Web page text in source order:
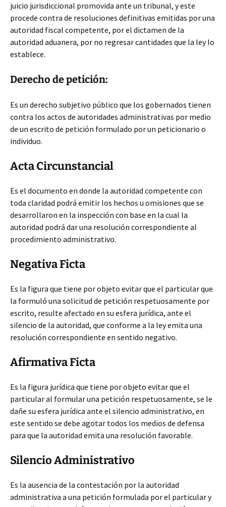
juicio jurisdiccional promovida ante un tribunal, y este
procede contra de resoluciones definitivas emitidas por una
autoridad fiscal competente, por el dictamen de la
autoridad aduanera, por no regresar cantidades que la ley lo
establece.
Derecho de petición:
Es un derecho subjetivo público que los gobernados tienen
contra los actos de autoridades administrativas por medio
de un escrito de petición formulado por un peticionario o
individuo.
Acta Circunstancial
Es el documento en donde la autoridad competente con
toda claridad podrá emitir los hechos u omisiones que se
desarrollaron en la inspección con base en la cual la
autoridad podrá dar una resolución correspondiente al
procedimiento administrativo.
Negativa Ficta
Es la figura que tiene por objeto evitar que el particular que
la formuló una solicitud de petición respetuosamente por
escrito, resulte afectado en su esfera jurídica, ante el
silencio de la autoridad, que conforme a la ley emita una
resolución correspondiente en sentido negativo.
Afirmativa Ficta
Es la figura jurídica que tiene por objeto evitar que el
particular al formular una petición respetuosamente, se le
dañe su esfera jurídica ante el silencio administrativo, en
este sentido se debe agotar todos los medios de defensa
para que la autoridad emita una resolución favorable.
Silencio Administrativo
Es la ausencia de la contestación por la autoridad
administrativa a una petición formulada por el particular y